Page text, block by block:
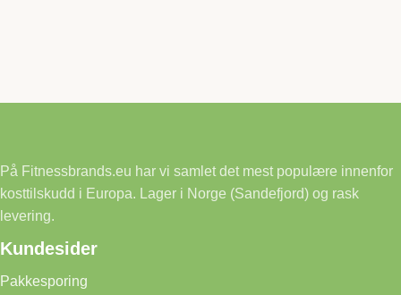
På Fitnessbrands.eu har vi samlet det mest populære innenfor
kosttilskudd i Europa. Lager i Norge (Sandefjord) og rask
levering.
Kundesider
Pakkesporing